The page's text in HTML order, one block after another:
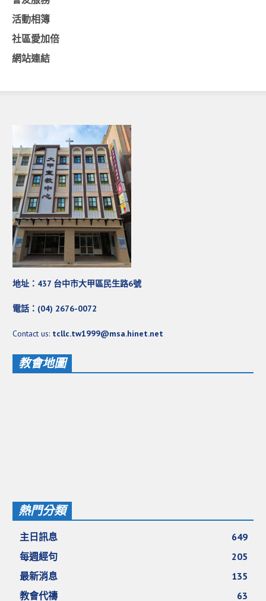
活動相簿
社區愛加倍
網站連結
地址：437 台中市大甲區民生路6號
電話：(04) 2676-0072
Contact us: tcllc.tw1999@msa.hinet.net
教會地圖
熱門分類
主日訊息
649
每週經句
205
最新消息
135
教會代禱
63